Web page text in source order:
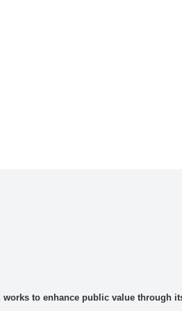
to enhance public value through